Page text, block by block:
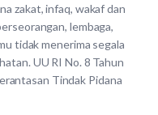
zakat, infaq, wakaf dan
lembaga,
tidak menerima segala
UU RI No. 8 Tahun
Tindak Pidana